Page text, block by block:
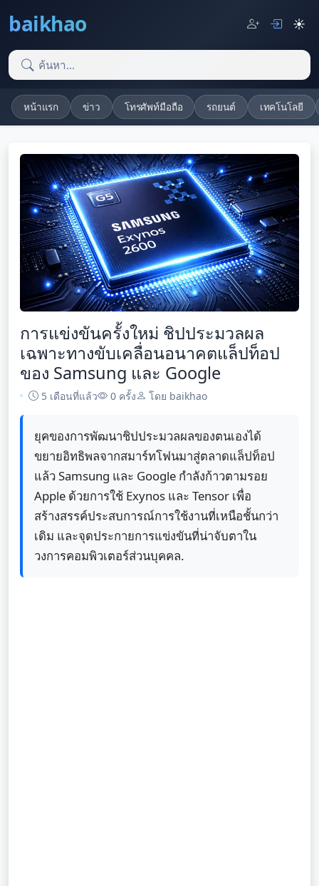
baikhao ☀️
หน้าแรก ข่าว โทรศัพท์มือถือ รถยนต์ เทคโนโลยี
การแข่งขันครั้งใหม่ ชิปประมวลผล
เฉพาะทางขับเคลื่อนอนาคตแล็ปท็อป
ของ Samsung และ Google
5 เดือนที่แล้ว 0 ครั้ง โดย baikhao
ยุคของการพัฒนาชิปประมวลผลของตนเองได้
ขยายอิทธิพลจากสมาร์ทโฟนมาสู่ตลาดแล็ปท็อป
แล้ว Samsung และ Google กำลังก้าวตามรอย
Apple ด้วยการใช้ Exynos และ Tensor เพื่อ
สร้างสรรค์ประสบการณ์การใช้งานที่เหนือชั้นกว่า
เดิม และจุดประกายการแข่งขันที่น่าจับตาใน
วงการคอมพิวเตอร์ส่วนบุคคล.